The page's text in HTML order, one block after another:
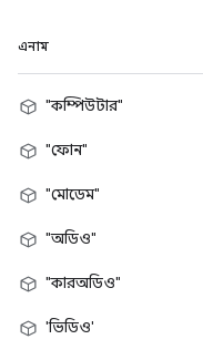
এনাম
"কম্পিউটার"
"ফোন"
"মোডেম"
"অডিও"
"কারঅডিও"
'ভিডিও'